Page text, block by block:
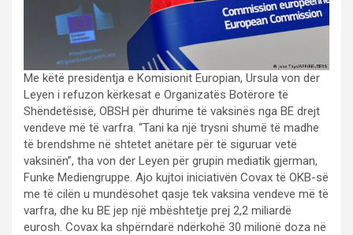
Me këtë presidentja e Komisionit Europian, Ursula von der
Leyen i refuzon kërkesat e Organizatës Botërore të
Shëndetësisë, OBSH për dhurime të vaksinës nga BE drejt
vendeve më të varfra. “Tani ka një trysni shumë të madhe
të brendshme në shtetet anëtare për të siguruar vetë
vaksinën”, tha von der Leyen për grupin mediatik gjerman,
Funke Mediengruppe. Ajo kujtoi iniciativën Covax të OKB-së
me të cilën u mundësohet qasje tek vaksina vendeve më të
varfra, dhe ku BE jep një mbështetje prej 2,2 miliardë
eurosh. Covax ka shpërndarë ndërkohë 30 milionë doza në